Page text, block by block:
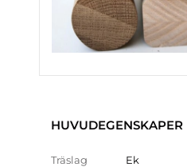
HUVUDEGENSKAPER
Träslag Ek